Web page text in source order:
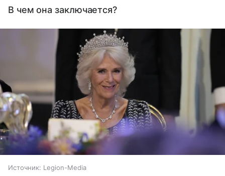
В чем она заключается?
Источник: Legion-Media